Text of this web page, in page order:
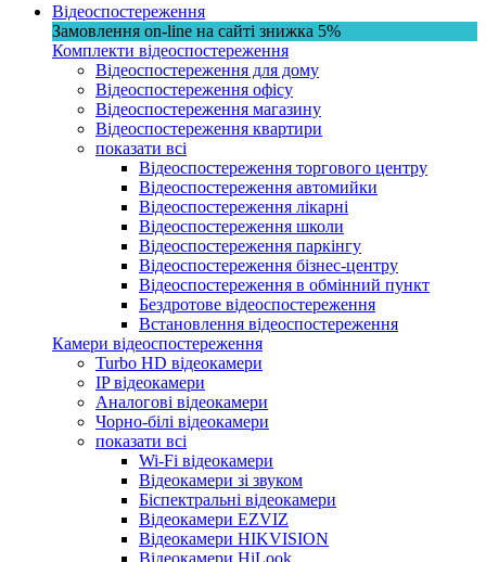
Відеоспостереження
Замовлення on-line на сайті знижка 5%
Комплекти відеоспостереження
Відеоспостереження для дому
Відеоспостереження офісу
Відеоспостереження магазину
Відеоспостереження квартири
показати всі
Відеоспостереження торгового центру
Відеоспостереження автомийки
Відеоспостереження лікарні
Відеоспостереження школи
Відеоспостереження паркінгу
Відеоспостереження бізнес-центру
Відеоспостереження в обмінний пункт
Бездротове відеоспостереження
Встановлення відеоспостереження
Камери відеоспостереження
Turbo HD відеокамери
IP відеокамери
Аналогові відеокамери
Чорно-білі відеокамери
показати всі
Wi-Fi відеокамери
Відеокамери зі звуком
Біспектральні відеокамери
Відеокамери EZVIZ
Відеокамери HIKVISION
Відеокамери HiLook